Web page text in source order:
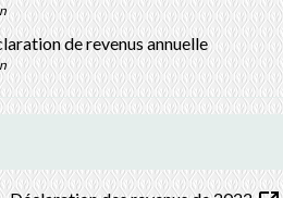
de revenus annuelle